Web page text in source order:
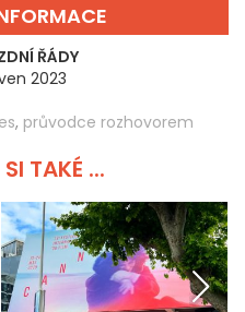
ŘÁDY
2023
, průvodce rozhovorem
TAKÉ ...